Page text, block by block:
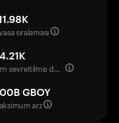
sıralaması
Tam seyreltilmiş değerleme
GBOY
arz